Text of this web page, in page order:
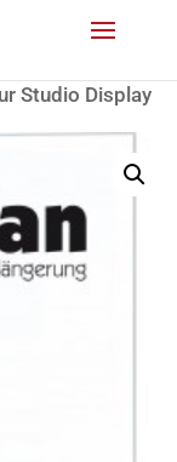
Studio Display